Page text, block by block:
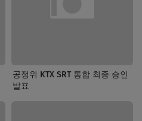
공정위 KTX SRT 통합 최종 승인
발표